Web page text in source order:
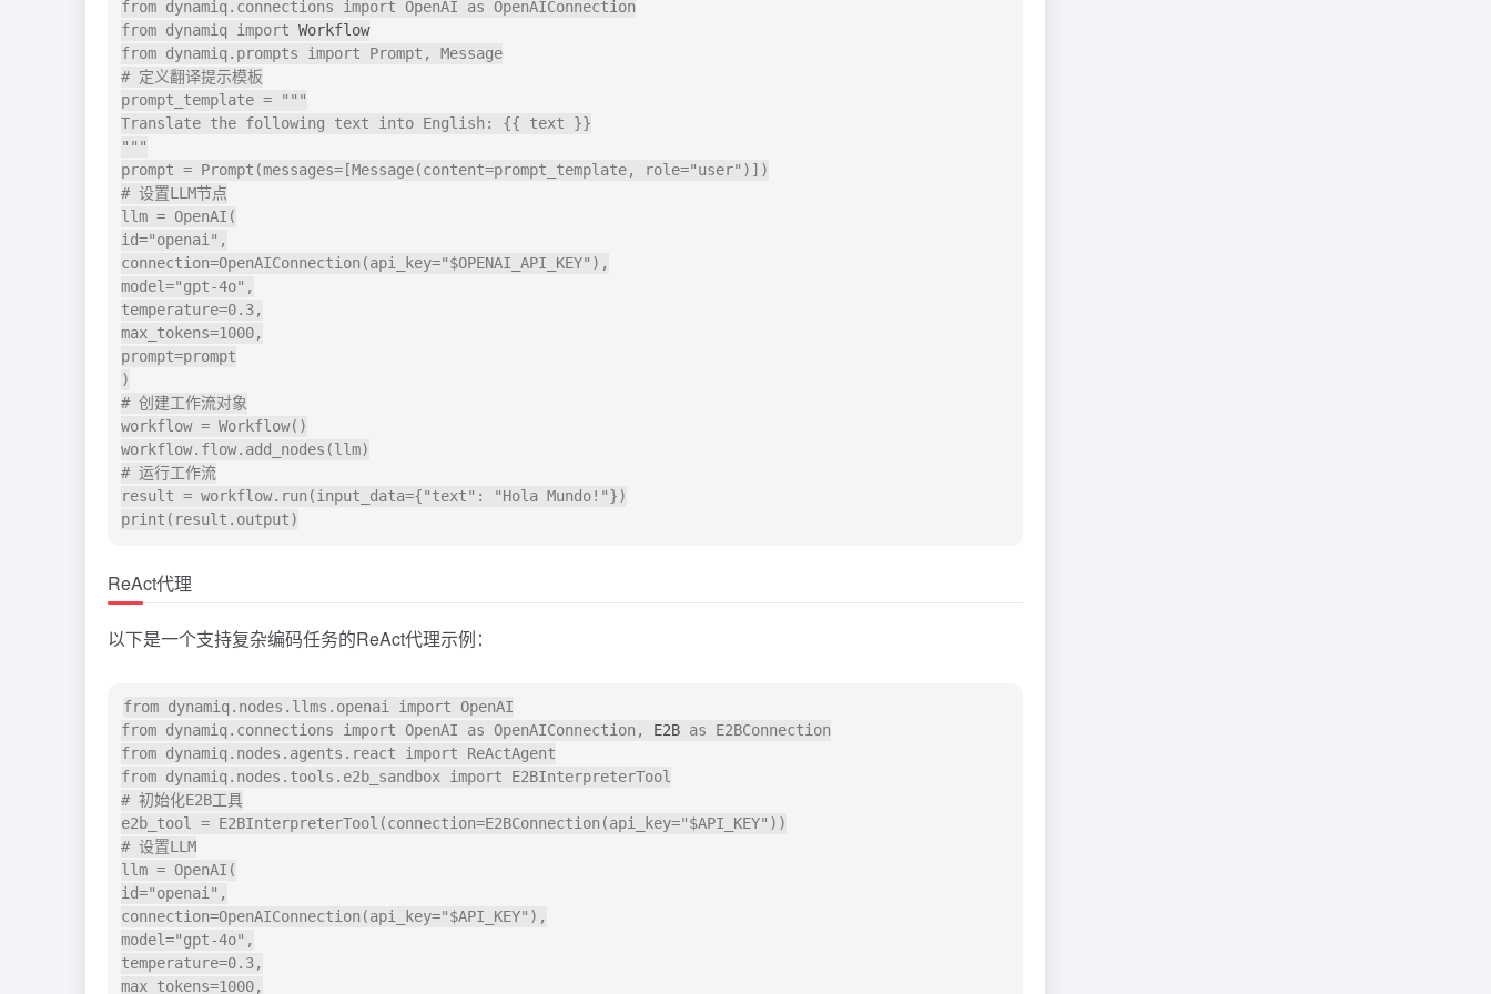
from dynamiq.connections import OpenAI as OpenAIConnection
from dynamiq import Workflow
from dynamiq.prompts import Prompt, Message
# 定义翻译提示模板
prompt_template = """
Translate the following text into English: {{ text }}
"""
prompt = Prompt(messages=[Message(content=prompt_template, role="user")])
# 设置LLM节点
llm = OpenAI(
id="openai",
connection=OpenAIConnection(api_key="$OPENAI_API_KEY"),
model="gpt-4o",
temperature=0.3,
max_tokens=1000,
prompt=prompt
)
# 创建工作流对象
workflow = Workflow()
workflow.flow.add_nodes(llm)
# 运行工作流
result = workflow.run(input_data={"text": "Hola Mundo!"})
ReAct代理
以下是一个支持复杂编码任务的ReAct代理示例：
from dynamiq.nodes.llms.openai import OpenAI
from dynamiq.connections import OpenAI as OpenAIConnection, E2B as E2BConnection
from dynamiq.nodes.agents.react import ReActAgent
from dynamiq.nodes.tools.e2b_sandbox import E2BInterpreterTool
# 初始化E2B工具
e2b_tool = E2BInterpreterTool(connection=E2BConnection(api_key="$API_KEY"))
# 设置LLM
llm = OpenAI(
id="openai",
connection=OpenAIConnection(api_key="$API_KEY"),
model="gpt-4o",
temperature=0.3,
max_tokens=1000,